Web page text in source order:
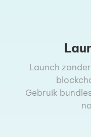
Launch
Gebruik